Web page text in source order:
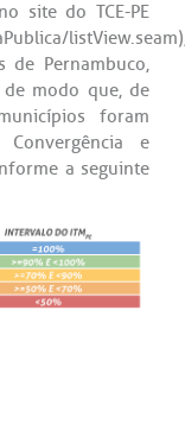
site do TCE-PE
de Pernambuco,
modo que, de
foram
e
a seguinte